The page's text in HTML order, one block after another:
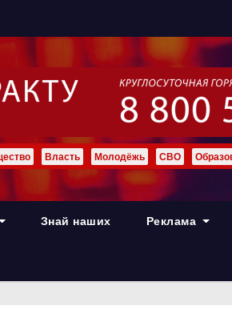
Власть Молодёжь СВО
Знай наших Реклама